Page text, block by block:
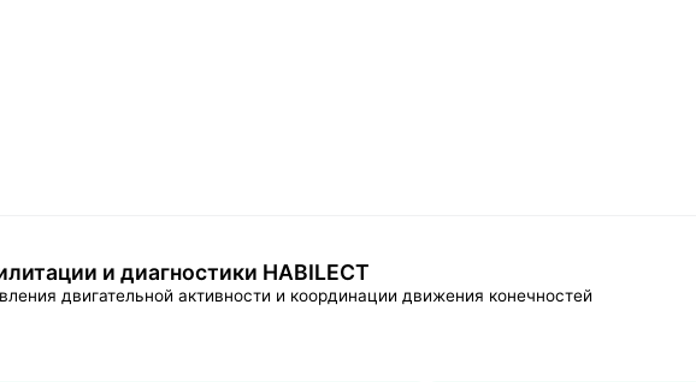
и диагностики HABILECT
двигательной активности и координации движения конечностей